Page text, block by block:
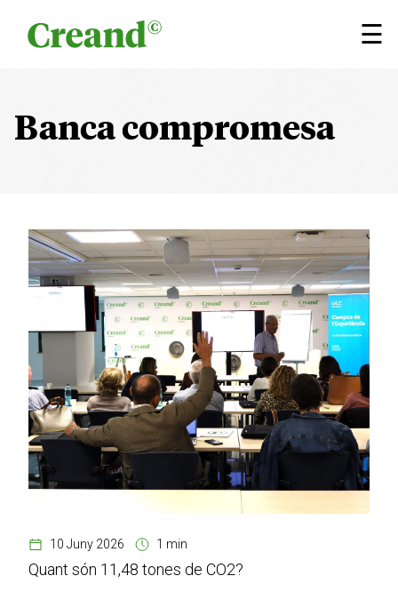
☰
×
Banca compromesa
10 Juny 2026 1 min
Quant són 11,48 tones de CO2?